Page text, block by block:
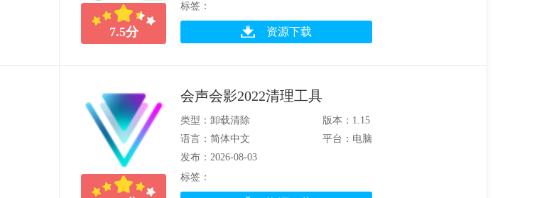
7.5分
标签：
资源下载
会声会影2022清理工具
类型：卸载清除
版本：1.15
语言：简体中文
平台：电脑
发布：2026-08-03
标签：